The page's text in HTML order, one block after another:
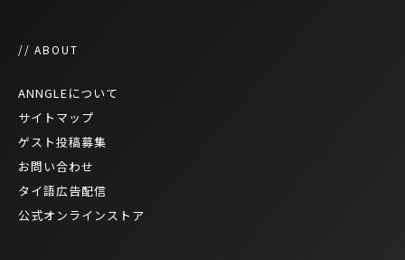
// ABOUT
ANNGLEについて
サイトマップ
ゲスト投稿募集
お問い合わせ
タイ語広告配信
公式オンラインストア